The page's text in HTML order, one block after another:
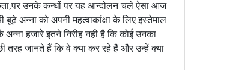
उनके कन्धों पर यह आन्दोलन चले ऐसा आज
बूढ़े अन्ना को अपनी महत्वाकांक्षा के लिए इस्तेमाल
हजारे इतने निरीह नही है कि कोई उनका
तरह जानते हैं कि वे क्या कर रहे हैं और उन्हें क्या